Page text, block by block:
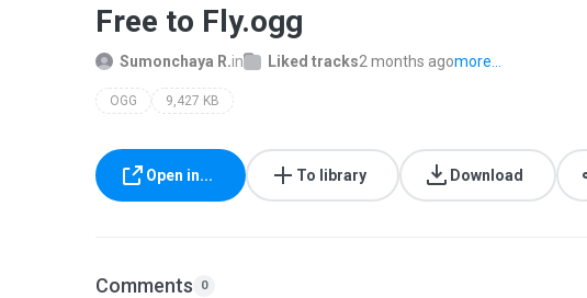
Free to Fly.ogg
Sumonchaya R.in Liked tracks2 months agomore...
OGG 9,427 KB
Open in... To library Download
Comments 0